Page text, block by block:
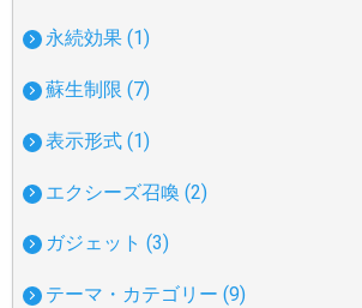
永続効果 (1)
蘇生制限 (7)
表示形式 (1)
エクシーズ召喚 (2)
ガジェット (3)
テーマ・カテゴリー (9)